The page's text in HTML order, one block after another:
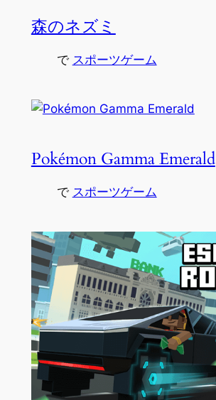
森のネズミ
で スポーツゲーム
Pokémon Gamma Emerald
で スポーツゲーム